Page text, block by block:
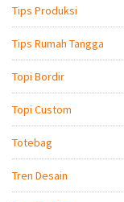
Tips Produksi
Tips Rumah Tangga
Topi Bordir
Topi Custom
Totebag
Tren Desain